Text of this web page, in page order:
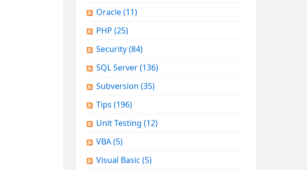
Oracle(11)
PHP (25)
Security(84)
SQL Server(136)
Subversion (35)
Tips (196)
Unit Testing (12)
VBA(5)
Visual Basic (5)